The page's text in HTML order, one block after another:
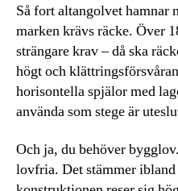
Så fort altangolvet hamnar
marken krävs räcke. Över
strängare krav – då ska
högt och
horisontella spjälor med
använda som stege är
Och ja, du behöver
lovfria. Det stämmer